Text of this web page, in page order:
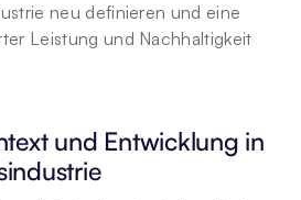
neu definieren und eine
Leistung und Nachhaltigkeit
und Entwicklung in